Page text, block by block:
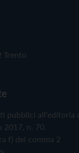
Trento
pubblici all'editoria
2017, n. 70.
f) del comma 2